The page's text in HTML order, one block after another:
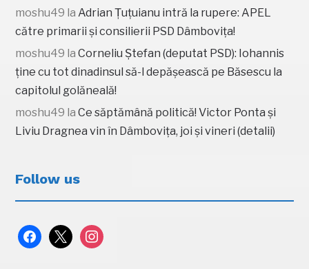
moshu49 laAdrian Țuțuianu intră la rupere: APEL
către primarii și consilierii PSD Dâmbovița!
moshu49 laCorneliu Ștefan (deputat PSD): Iohannis
ține cu tot dinadinsul să-l depășească pe Băsescu la
capitolul golăneală!
moshu49 laCe săptămână politică! Victor Ponta și
Liviu Dragnea vin în Dâmbovița, joi și vineri (detalii)
Follow us
facebook
x instagram